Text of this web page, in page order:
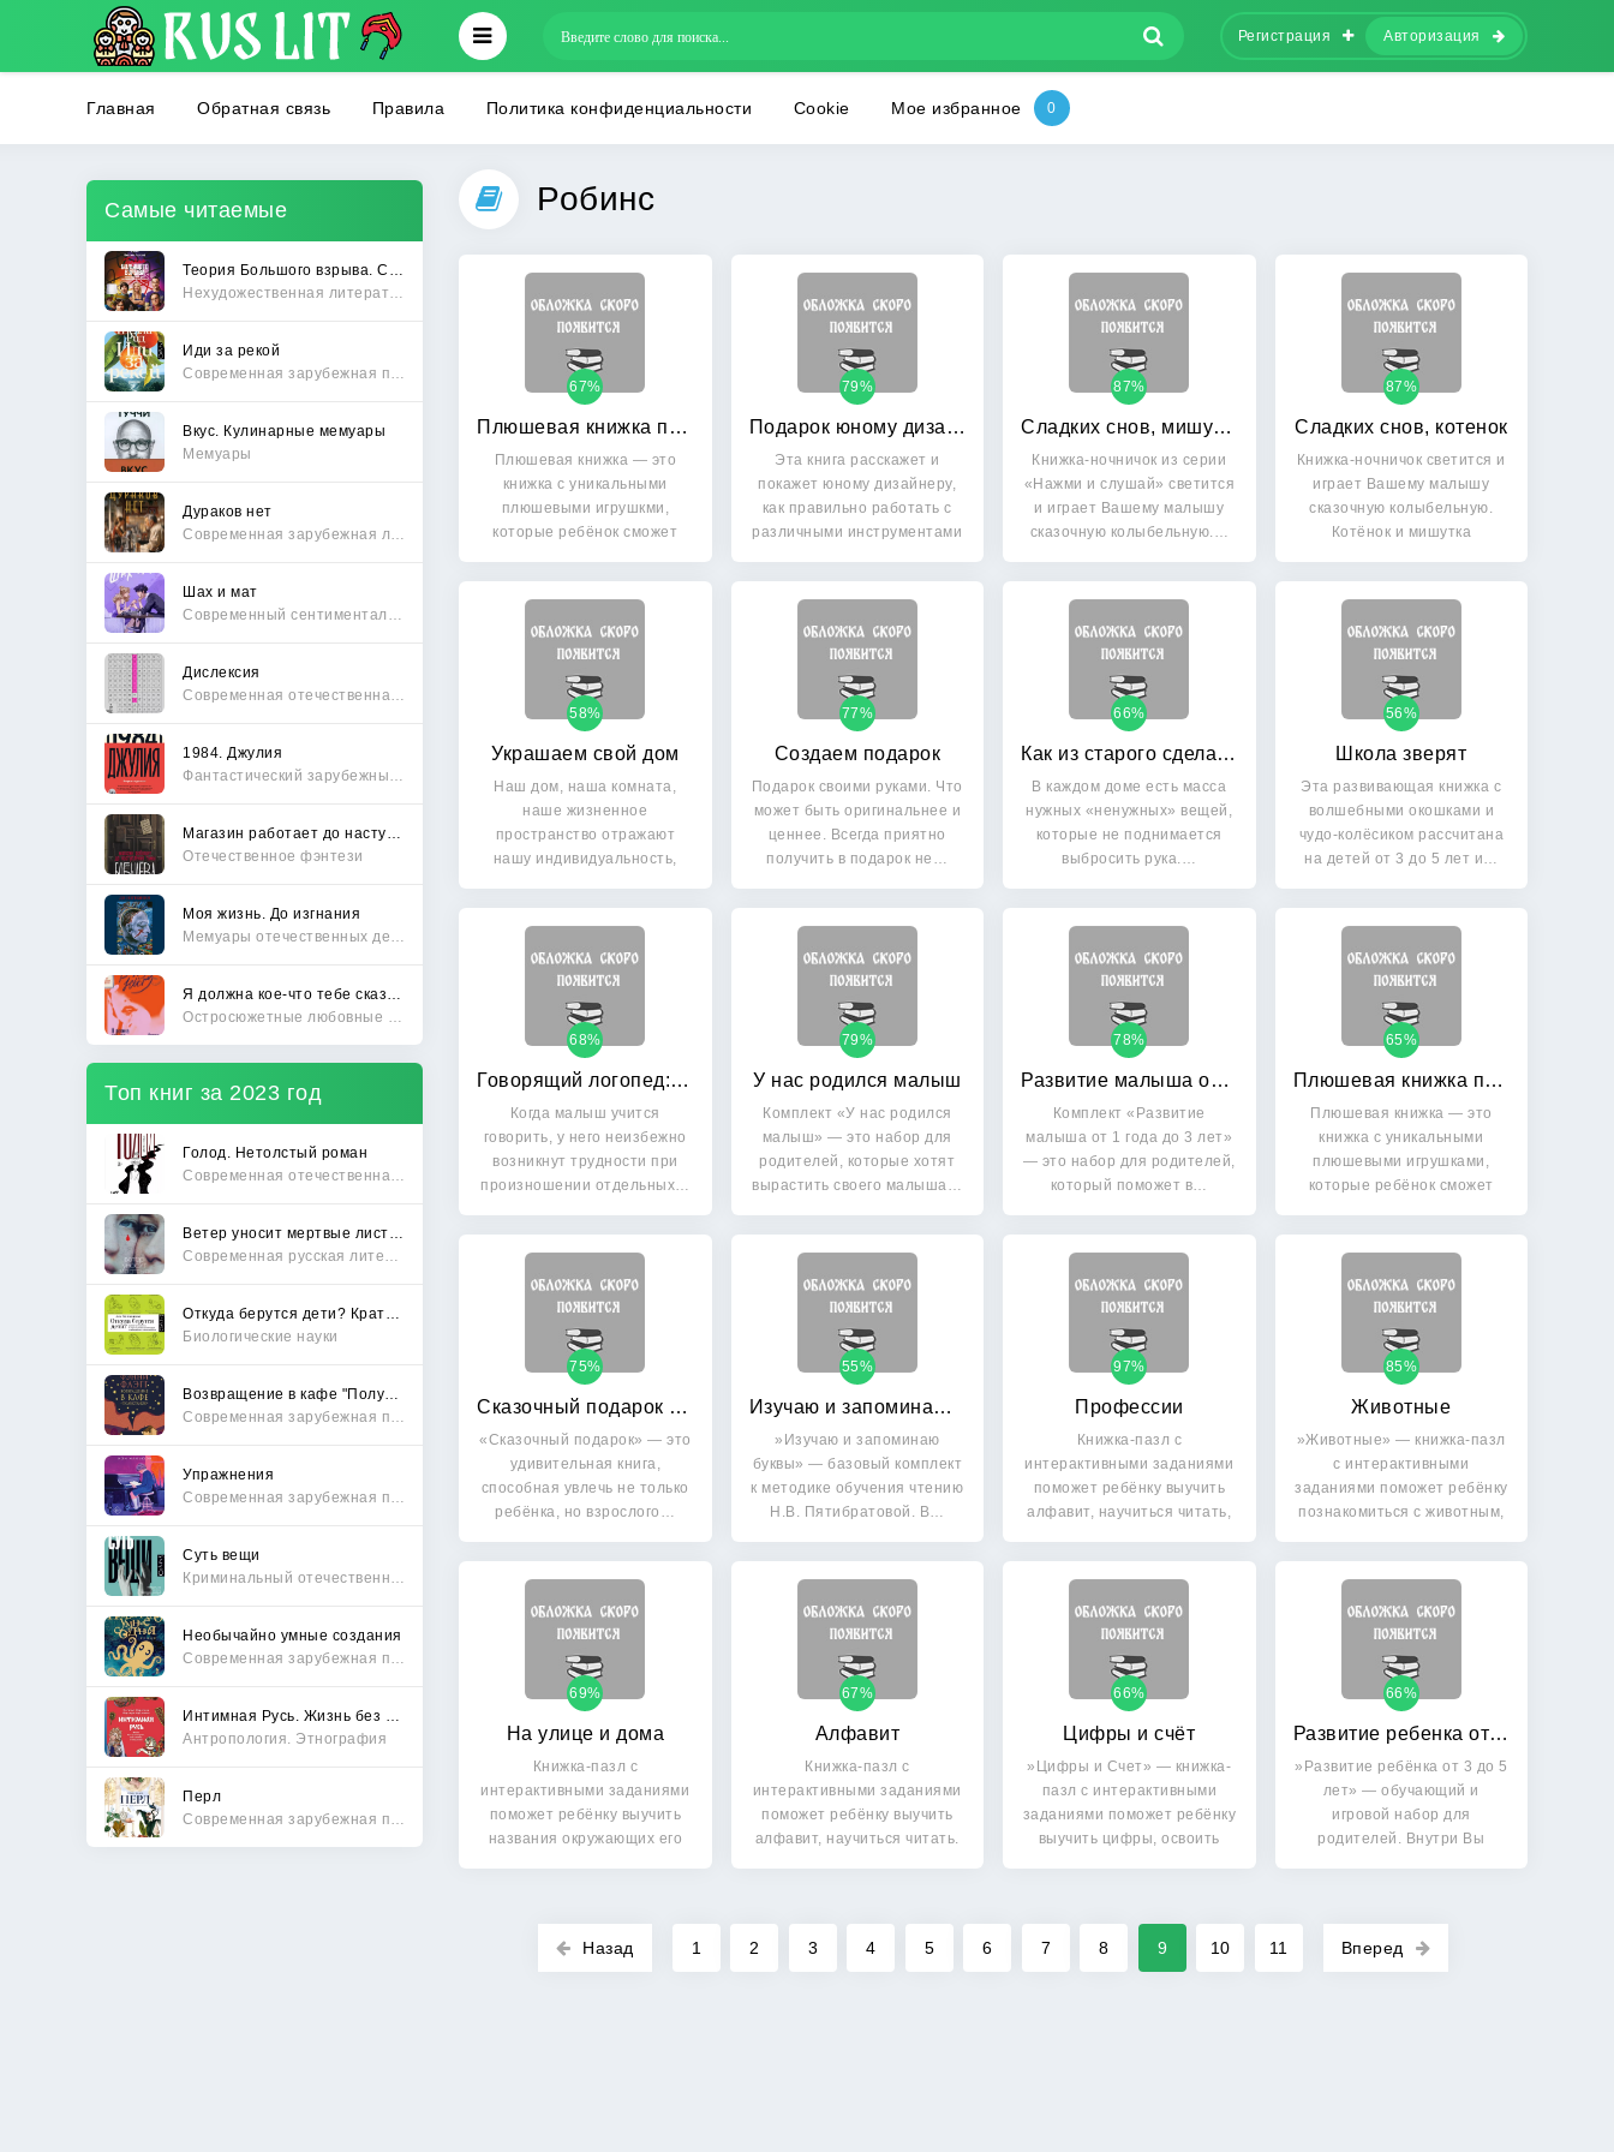
Регистрация Авторизация
Главная Обратная связь Правила Политика конфиденциальности Cookie Мое избранное
Самые читаемые
Иди за рекой
Вкус. Кулинарные мемуары
Мемуары
Дураков нет
Шах и мат
Дислексия
1984. Джулия
Отечественное фэнтези
Моя жизнь. До изгнания
Топ книг за 2023 год
Голод. Нетолстый роман
Биологические науки
Упражнения
Суть вещи
Необычайно умные создания
Антропология. Этнография
Перл
Робинс
Плюшевая книжка про плюшевых мартышек
67%
Плюшевая книжка — это
книжка с уникальными
плюшевыми игрушкми,
которые ребёнок сможет
Подарок юному дизайнеру
79%
Эта книга расскажет и
покажет юному дизайнеру,
как правильно работать с
различными инструментами
Сладких снов, мишутка
87%
Книжка-ночничок из серии
«Нажми и слушай» светится
и играет Вашему малышу
сказочную колыбельную.…
Сладких снов, котенок
87%
Книжка-ночничок светится и
играет Вашему малышу
сказочную колыбельную.
Котёнок и мишутка
Украшаем свой дом
58%
Наш дом, наша комната,
наше жизненное
пространство отражают
нашу индивидуальность,
Создаем подарок
77%
Подарок своими руками. Что
может быть оригинальнее и
ценнее. Всегда приятно
получить в подарок не…
Как из старого сделать новое
66%
В каждом доме есть масса
нужных «ненужных» вещей,
которые не поднимается
выбросить рука.…
Школа зверят
56%
Эта развивающая книжка с
волшебными окошками и
чудо-колёсиком рассчитана
на детей от 3 до 5 лет и…
Говорящий логопед: От 3 до 5 лет
68%
Когда малыш учится
говорить, у него неизбежно
возникнут трудности при
произношении отдельных…
У нас родился малыш
79%
Комплект «У нас родился
малыш» — это набор для
родителей, которые хотят
вырастить своего малыша…
Развитие малыша от 1 года до 3 лет
78%
Комплект «Развитие
малыша от 1 года до 3 лет»
— это набор для родителей,
который поможет в…
Плюшевая книжка про плюшевых мишек
65%
Плюшевая книжка — это
книжка с уникальными
плюшевыми игрушками,
которые ребёнок сможет
Сказочный подарок (+ CD-ROM)
75%
«Сказочный подарок» — это
удивительная книга,
способная увлечь не только
ребёнка, но взрослого…
Изучаю и запоминаю буквы: Игровой комплект: методическое пособие, 62 картинки-ассоциации. Для детей от 1 года до 3 лет
55%
»Изучаю и запоминаю
буквы» — базовый комплект
к методике обучения чтению
Н.В. Пятибратовой. В…
Профессии
97%
Книжка-пазл с
интерактивными заданиями
поможет ребёнку выучить
алфавит, научиться читать,
Животные
85%
»Животные» — книжка-пазл
с интерактивными
заданиями поможет ребёнку
познакомиться с животным,
На улице и дома
69%
Книжка-пазл с
интерактивными заданиями
поможет ребёнку выучить
названия окружающих его
Алфавит
67%
Книжка-пазл с
интерактивными заданиями
поможет ребёнку выучить
алфавит, научиться читать.
Цифры и счёт
66%
»Цифры и Счет» — книжка-
пазл с интерактивными
заданиями поможет ребёнку
выучить цифры, освоить
Развитие ребенка от 3 до 5 лет
66%
»Развитие ребёнка от 3 до 5
лет» — обучающий и
игровой набор для
родителей. Внутри Вы
Назад 1 2 3 4 5 6 7 8 9 10 11 Вперед